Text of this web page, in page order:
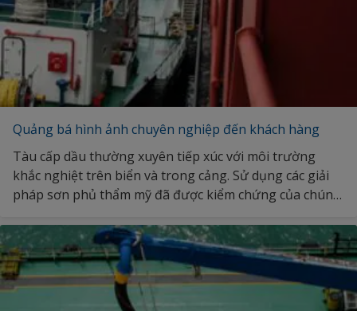
Quảng bá hình ảnh chuyên nghiệp đến khách hàng
Tàu cấp dầu thường xuyên tiếp xúc với môi trường
khắc nghiệt trên biển và trong cảng. Sử dụng các giải
pháp sơn phủ thẩm mỹ đã được kiểm chứng của chúng
bền và hình thức của tàu, giúp giữ được vẻ thẩm mỹ
cao. Khám phá thêm về cách chúng tôi có thể giúp bạn
quảng bá hình ảnh chuyên nghiệp.